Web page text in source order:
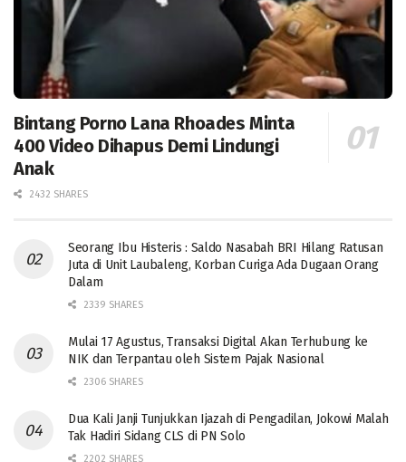
Bintang Porno Lana Rhoades Minta
400 Video Dihapus Demi Lindungi
Anak
2432 SHARES
Seorang Ibu Histeris : Saldo Nasabah BRI Hilang Ratusan
Juta di Unit Laubaleng, Korban Curiga Ada Dugaan Orang
Dalam
2339 SHARES
Mulai 17 Agustus, Transaksi Digital Akan Terhubung ke
NIK dan Terpantau oleh Sistem Pajak Nasional
2306 SHARES
Dua Kali Janji Tunjukkan Ijazah di Pengadilan, Jokowi Malah
Tak Hadiri Sidang CLS di PN Solo
2202 SHARES